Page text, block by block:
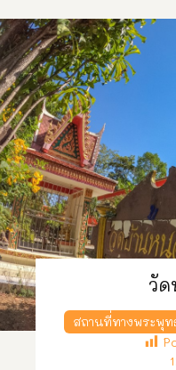
วัด
สถานที่ทางพระพุท